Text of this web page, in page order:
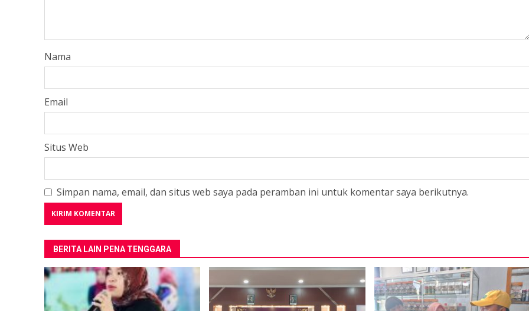
Nama
Email
Situs Web
Simpan nama, email, dan situs web saya pada peramban ini untuk komentar saya berikutnya.
BERITA LAIN PENA TENGGARA